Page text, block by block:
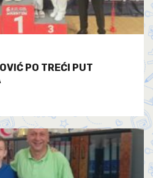
PO TREĆI PUT